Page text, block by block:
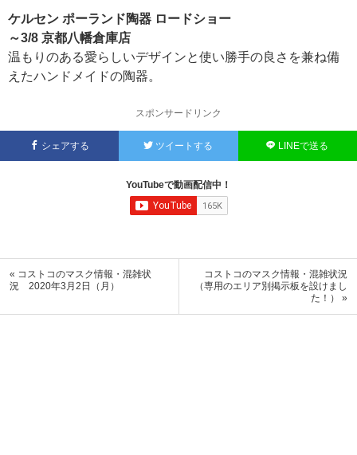
ケルセン ポーランド陶器 ロードショー
～3/8 京都八幡倉庫店
温もりのある愛らしいデザインと使い勝手の良さを兼ね備
えたハンドメイドの陶器。
スポンサードリンク
シェアする ツイートする LINEで送る
YouTubeで動画配信中！
« コストコのマスク情報・混雑状
況 2020年3月2日（月）
コストコのマスク情報・混雑状況
（専用のエリア別掲示板を設けまし
た！） »